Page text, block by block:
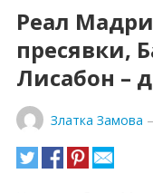
Реал
пресявки,
Лисабон –
Златка Замова